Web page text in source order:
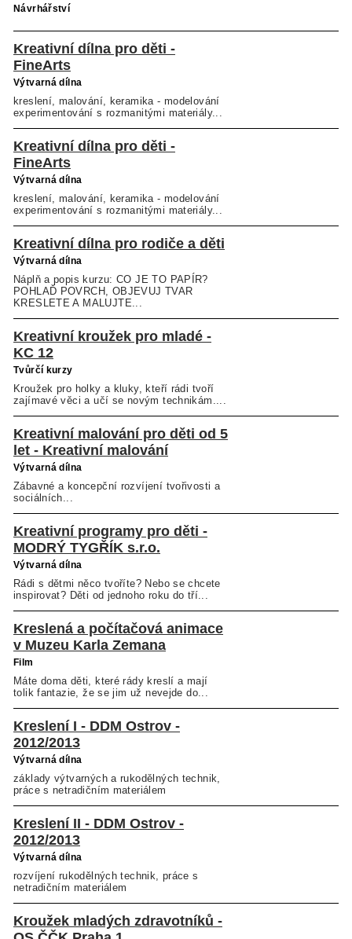
Návrhářství
Kreativní dílna pro děti -
FineArts
Výtvarná dílna
kreslení, malování, keramika - modelování
experimentování s rozmanitými materiály...
Kreativní dílna pro děti -
FineArts
Výtvarná dílna
kreslení, malování, keramika - modelování
experimentování s rozmanitými materiály...
Kreativní dílna pro rodiče a děti
Výtvarná dílna
Náplň a popis kurzu: CO JE TO PAPÍR?
POHLAĎ POVRCH, OBJEVUJ TVAR
KRESLETE A MALUJTE...
Kreativní kroužek pro mladé -
KC 12
Tvůrčí kurzy
Kroužek pro holky a kluky, kteří rádi tvoří
zajímavé věci a učí se novým technikám....
Kreativní malování pro děti od 5
let - Kreativní malování
Výtvarná dílna
Zábavné a koncepční rozvíjení tvořivosti a
sociálních...
Kreativní programy pro děti -
MODRÝ TYGŘÍK s.r.o.
Výtvarná dílna
Rádi s dětmi něco tvoříte? Nebo se chcete
inspirovat? Děti od jednoho roku do tří...
Kreslená a počítačová animace
v Muzeu Karla Zemana
Film
Máte doma děti, které rády kreslí a mají
tolik fantazie, že se jim už nevejde do...
Kreslení I - DDM Ostrov -
2012/2013
Výtvarná dílna
základy výtvarných a rukodělných technik,
práce s netradičním materiálem
Kreslení II - DDM Ostrov -
2012/2013
Výtvarná dílna
rozvíjení rukodělných technik, práce s
netradičním materiálem
Kroužek mladých zdravotníků -